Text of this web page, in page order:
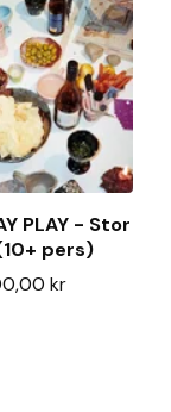
PLAY - Stor
pers)
kr